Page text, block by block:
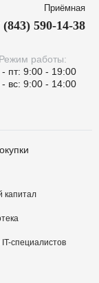
Приёмная
(843) 590-14-38
Режим работы:
- пт: 9:00 - 19:00
- вс: 9:00 - 14:00
капитал
специалистов